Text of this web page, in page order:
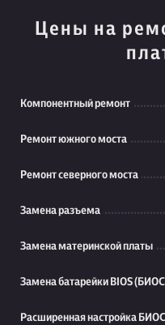
Цены на
Компонентный ремонт
Ремонт южного моста
Ремонт северного моста
Замена разъема
Замена материнской платы
Замена батарейки BIOS
Расширенная настройка